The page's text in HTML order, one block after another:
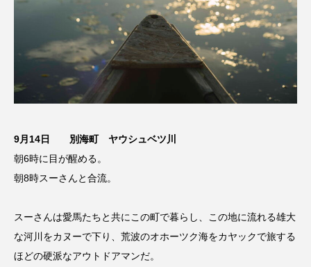
9月14日 別海町 ヤウシュベツ川
朝6時に目が醒める。
朝8時スーさんと合流。
スーさんは愛馬たちと共にこの町で暮らし、この地に流れる雄大
な河川をカヌーで下り、荒波のオホーツク海をカヤックで旅する
ほどの硬派なアウトドアマンだ。